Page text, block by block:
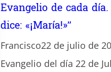
Evangelio de cada día.
dice: «¡María!»”
Francisco22 de julio de
Evangelio del día 22 de